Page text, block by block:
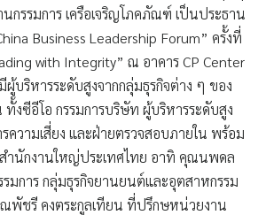
นกรรมการ เครือเจริญโภคภัณฑ์ เป็นประธาน
Business Leadership Forum” ครั้งที่
with Integrity” ณ อาคาร CP Center
ผู้บริหารระดับสูงจากกลุ่มธุรกิจต่าง ๆ ของ
ทั้งซีอีโอ กรรมการบริษัท ผู้บริหารระดับสูง
ความเสี่ยง และฝ่ายตรวจสอบภายใน พร้อม
ำนักงานใหญ่ประเทศไทย อาทิ คุณนพดล
มการ กลุ่มธุรกิจยานยนต์และอุตสาหกรรม
พัชรี คงตระกูลเทียน ที่ปรึกษหน่วยงาน